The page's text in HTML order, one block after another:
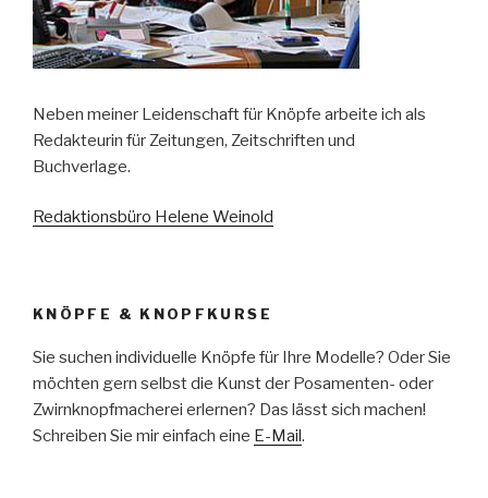
Neben meiner Leidenschaft für Knöpfe arbeite ich als
Redakteurin für Zeitungen, Zeitschriften und
Buchverlage.
Redaktionsbüro Helene Weinold
KNÖPFE & KNOPFKURSE
Sie suchen individuelle Knöpfe für Ihre Modelle? Oder Sie
möchten gern selbst die Kunst der Posamenten- oder
Zwirnknopfmacherei erlernen? Das lässt sich machen!
Schreiben Sie mir einfach eine E-Mail .